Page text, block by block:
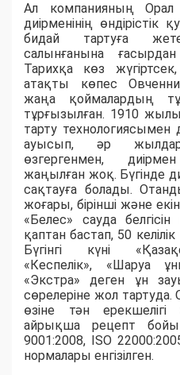
Ал компанияның Орал
диірменінің өндірістік
бидай тартуға
салынғанына
Тарихқа көз
атақты көпес
жаңа қоймалардың
тұрғызылған. 1910
тарту технологиясымен
ауысып, әр
өзгергенмен,
жаңылған жоқ. Бүгінде
сақтауға болады.
жоғары, бірінші және
«Белес» сауда
қаптан бастап, 50
Бүгінгі күні
«Кеспелік», «Шаруа
«Экстра» деген ұн
сөрелеріне жол
өзіне тән
айрықша рецепт
9001:2008, ISO
нормалары енгізілген.